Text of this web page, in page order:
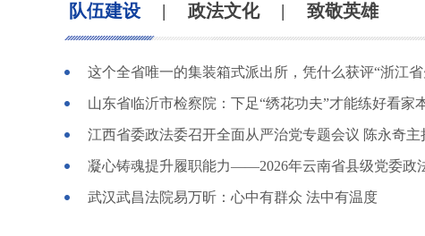
队伍建设 | 政法文化 | 致敬英雄
山东省临沂市检察院：下足“绣花功夫”才能练好看家
武汉武昌法院易万昕：心中有群众 法中有温度